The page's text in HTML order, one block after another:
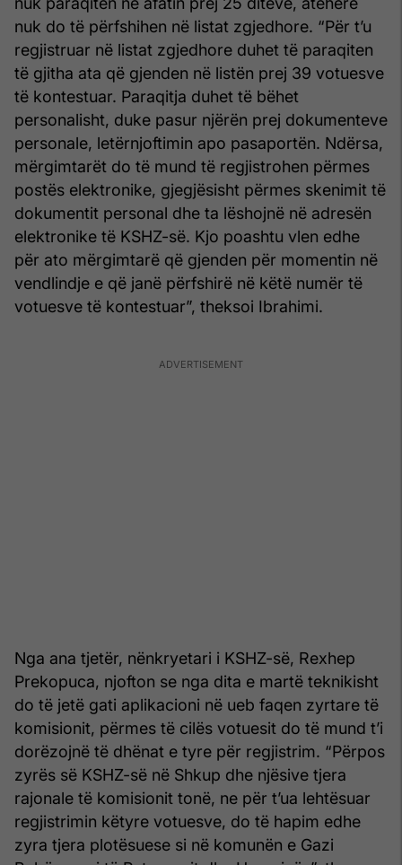
nuk do të përfshihen në listat zgjedhore. “Për t’u
regjistruar në listat zgjedhore duhet të paraqiten
të gjitha ata që gjenden në listën prej 39 votuesve
të kontestuar. Paraqitja duhet të bëhet
personalisht, duke pasur njërën prej dokumenteve
personale, letërnjoftimin apo pasaportën. Ndërsa,
mërgimtarët do të mund të regjistrohen përmes
postës elektronike, gjegjësisht përmes skenimit të
dokumentit personal dhe ta lëshojnë në adresën
elektronike të KSHZ-së. Kjo poashtu vlen edhe
për ato mërgimtarë që gjenden për momentin në
vendlindje e që janë përfshirë në këtë numër të
votuesve të kontestuar”, theksoi Ibrahimi.
Nga ana tjetër, nënkryetari i KSHZ-së, Rexhep
Prekopuca, njofton se nga dita e martë teknikisht
do të jetë gati aplikacioni në ueb faqen zyrtare të
komisionit, përmes të cilës votuesit do të mund t’i
dorëzojnë të dhënat e tyre për regjistrim. “Përpos
zyrës së KSHZ-së në Shkup dhe njësive tjera
rajonale të komisionit tonë, ne për t’ua lehtësuar
regjistrimin këtyre votuesve, do të hapim edhe
zyra tjera plotësuese si në komunën e Gazi